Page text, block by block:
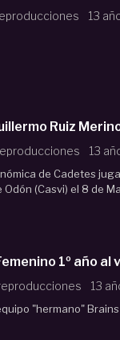
13
Ruiz
13
de Cadetes
(Casvi) el 8 de
13
"hermano"